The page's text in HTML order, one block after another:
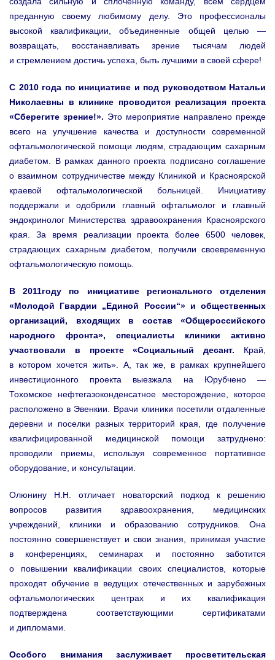
преданную своему любимому делу. Это профессионалы
высокой квалификации, объединенные общей целью —
возвращать, восстанавливать зрение тысячам людей
и стремлением достичь успеха, быть лучшими в своей сфере!
С 2010 года по инициативе и под руководством Натальи
Николаевны в клинике проводится реализация проекта
«Сберегите зрение!». Это мероприятие направлено прежде
всего на улучшение качества и доступности современной
офтальмологической помощи людям, страдающим сахарным
диабетом. В рамках данного проекта подписано соглашение
о взаимном сотрудничестве между Клиникой и Красноярской
краевой офтальмологической больницей. Инициативу
поддержали и одобрили главный офтальмолог и главный
эндокринолог Министерства здравоохранения Красноярского
края. За время реализации проекта более 6500 человек,
страдающих сахарным диабетом, получили своевременную
офтальмологическую помощь.
В 2011году по инициативе регионального отделения
«Молодой Гвардии „Единой России“» и общественных
организаций, входящих в состав «Общероссийского
народного фронта», специалисты клиники активно
участвовали в проекте «Социальный десант. Край,
в котором хочется жить». А, так же, в рамках крупнейшего
инвестиционного проекта выезжала на Юрубчено —
Тохомское нефтегазоконденсатное месторождение, которое
расположено в Эвенкии. Врачи клиники посетили отдаленные
деревни и поселки разных территорий края, где получение
квалифицированной медицинской помощи затруднено:
проводили приемы, используя современное портативное
оборудование, и консультации.
Олюнину Н.Н. отличает новаторский подход к решению
вопросов развития здравоохранения, медицинских
учреждений, клиники и образованию сотрудников. Она
постоянно совершенствует и свои знания, принимая участие
в конференциях, семинарах и постоянно заботится
о повышении квалификации своих специалистов, которые
проходят обучение в ведущих отечественных и зарубежных
офтальмологических центрах и их квалификация
подтверждена соответствующими сертификатами
и дипломами.
Особого внимания заслуживает просветительская